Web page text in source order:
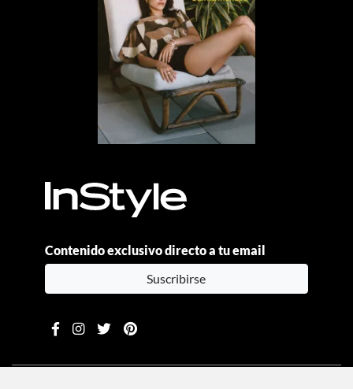
Contenido exclusivo directo a tu email
Suscribirse